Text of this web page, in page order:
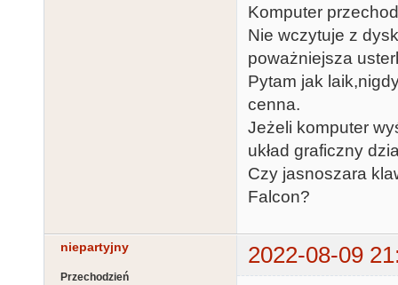
Komputer
Nie wczytuje z
poważniejsza
Pytam jak
cenna.
Jeżeli komputer
układ graficzny
Czy jasnoszara
Falcon?
niepartyjny 2022-08-09
Przechodzień